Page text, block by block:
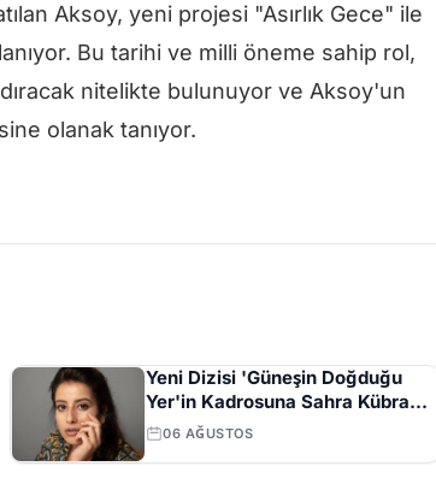
Aksoy, yeni projesi "Asırlık Gece" ile
Bu tarihi ve milli öneme sahip rol,
nitelikte bulunuyor ve Aksoy'un
olanak tanıyor.
Yeni Dizisi 'Güneşin Doğduğu
Yer'in Kadrosuna Sahra Kübra
Gümüş Eklendi
06 AĞUSTOS